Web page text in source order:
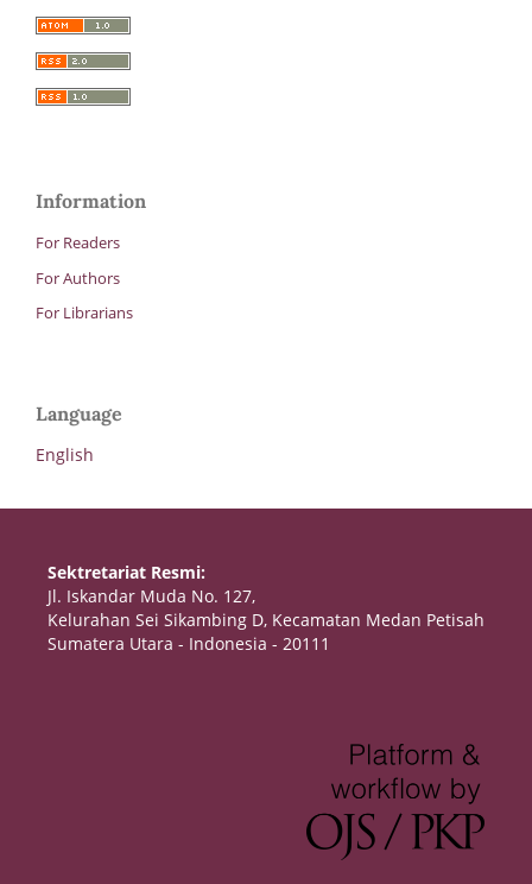
Information
For Readers
For Authors
For Librarians
Language
English
Sektretariat Resmi:
Jl. Iskandar Muda No. 127,
Kelurahan Sei Sikambing D, Kecamatan Medan Petisah
Sumatera Utara - Indonesia - 20111